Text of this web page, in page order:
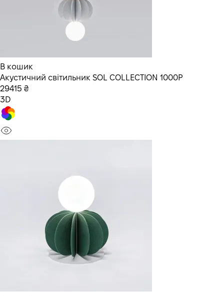
В кошик
Акустичний світильник SOL COLLECTION 1000P
29415 ₴
3D